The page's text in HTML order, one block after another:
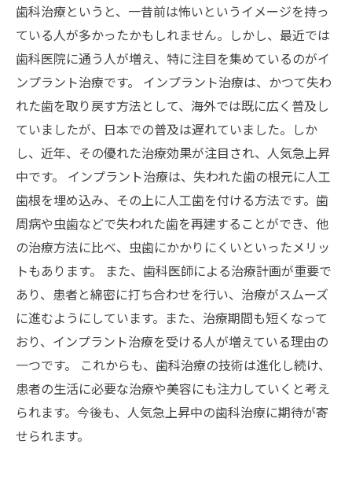
歯科治療というと、一昔前は怖いというイメージを持っ
ている人が多かったかもしれません。しかし、最近では
歯科医院に通う人が増え、特に注目を集めているのがイ
ンプラント治療です。 インプラント治療は、かつて失わ
れた歯を取り戻す方法として、海外では既に広く普及し
ていましたが、日本での普及は遅れていました。しか
し、近年、その優れた治療効果が注目され、人気急上昇
中です。 インプラント治療は、失われた歯の根元に人工
歯根を埋め込み、その上に人工歯を付ける方法です。歯
周病や虫歯などで失われた歯を再建することができ、他
の治療方法に比べ、虫歯にかかりにくいといったメリッ
トもあります。 また、歯科医師による治療計画が重要で
あり、患者と綿密に打ち合わせを行い、治療がスムーズ
に進むようにしています。また、治療期間も短くなって
おり、インプラント治療を受ける人が増えている理由の
一つです。 これからも、歯科治療の技術は進化し続け、
患者の生活に必要な治療や美容にも注力していくと考え
られます。今後も、人気急上昇中の歯科治療に期待が寄
せられます。